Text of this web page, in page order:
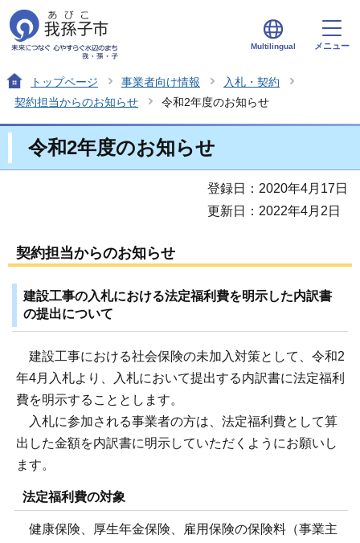
Multilingual メニュー
トップページ 事業者向け情報
入札・契約
契約担当からのお知らせ
令和2年度のお知らせ
令和2年度のお知らせ
登録日：2020年4月17日
更新日：2022年4月2日
契約担当からのお知らせ
建設工事の入札における法定福利費を明示した内訳書
の提出について
建設工事における社会保険の未加入対策として、令和2
年4月入札より、入札において提出する内訳書に法定福利
費を明示することとします。
入札に参加される事業者の方は、法定福利費として算
出した金額を内訳書に明示していただくようにお願いし
ます。
法定福利費の対象
健康保険、厚生年金保険、雇用保険の保険料（事業主